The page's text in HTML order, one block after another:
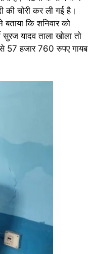
की चोरी कर ली गई है।
कि शनिवार को
यादव ताला खोला तो
57 हजार 760 रुपए गायब